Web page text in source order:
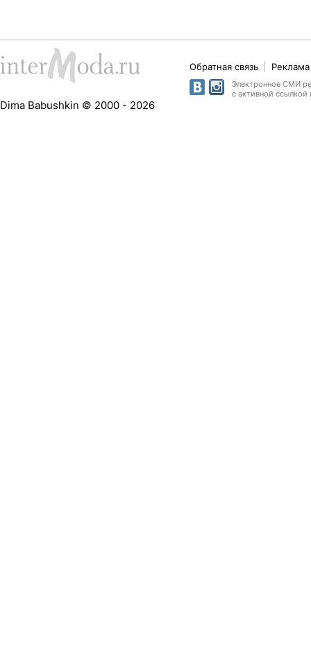
Dima Babushkin © 2000 - 2026
Обратная связь
Электронное СМИ
с активной ссылкой